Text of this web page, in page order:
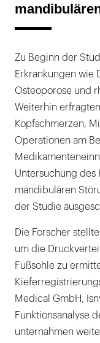
Zu Beginn der
Erkrankungen wie
Osteoporose und
Weiterhin
Kopfschmerzen,
Operationen am
Untersuchung des
mandibulären
der Studie
Die Forscher
um die
Fußsohle zu
Medical GmbH,
Funktionsanalyse
unternahmen